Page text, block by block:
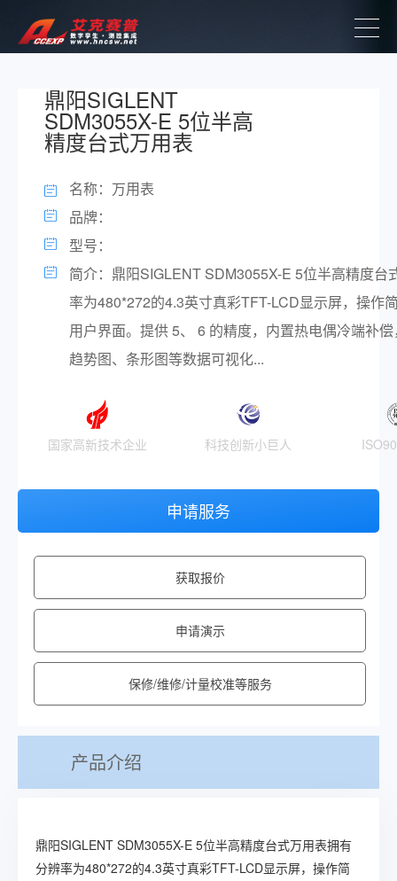
鼎阳SIGLENT
SDM3055X-E 5位半高
精度台式万用表
名称：万用表
品牌：
型号：
简介：鼎阳SIGLENT SDM3055X-E 5位半高精度台
率为480*272的4.3英寸真彩TFT-LCD显示屏，操作
用户界面。提供 5、 6 的精度，内置热电偶冷端补
趋势图、条形图等数据可视化...
国家高新技术企业 科技创新小巨人
申请服务
获取报价
申请演示
保修/维修/计量校准等服务
产品介绍
鼎阳SIGLENT SDM3055X-E 5位半高精度台式万用表拥有
分辨率为480*272的4.3英寸真彩TFT-LCD显示屏，操作简